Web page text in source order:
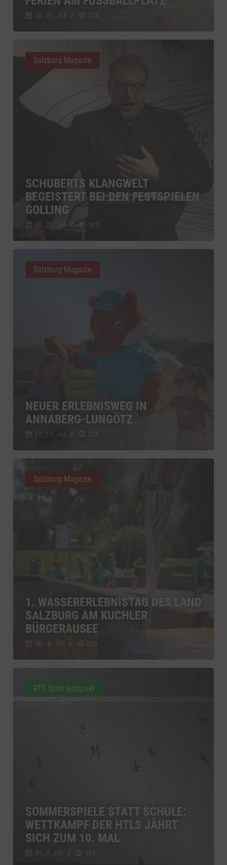
Di., 21. Juli 208
SCHUBERTS KLANGWELT
BEGEISTERT BEI DEN FESTSPIELEN
GOLLING
Di., 21. Juli // 305
Salzburg Magazin
NEUER ERLEBNISWEG IN
ANNABERG-LUNGÖTZ
Fr., 17. Juli 208
Salzburg Magazin
1. WASSERERLEBNISTAG DES LAND
SALZBURG AM KUCHLER
BÜRGERAUSEE
Mi., 8. Juli // 239
Salzburg Magazin
SOMMERSPIELE STATT SCHULE:
WETTKAMPF DER HTLS JÄHRT
SICH ZUM 10. MAL
Di., 7. Juli
RTS Sport kompakt